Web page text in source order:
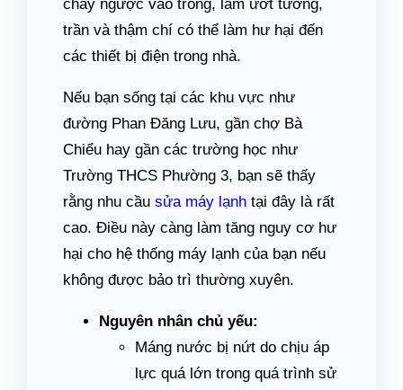
chảy ngược vào trong, làm ướt tường,
trần và thậm chí có thể làm hư hại đến
các thiết bị điện trong nhà.
Nếu bạn sống tại các khu vực như
đường Phan Đăng Lưu, gần chợ Bà
Chiểu hay gần các trường học như
Trường THCS Phường 3, bạn sẽ thấy
rằng nhu cầu sửa máy lạnh tại đây là rất
cao. Điều này càng làm tăng nguy cơ hư
hại cho hệ thống máy lạnh của bạn nếu
không được bảo trì thường xuyên.
Nguyên nhân chủ yếu:
Máng nước bị nứt do chịu áp
lực quá lớn trong quá trình sử